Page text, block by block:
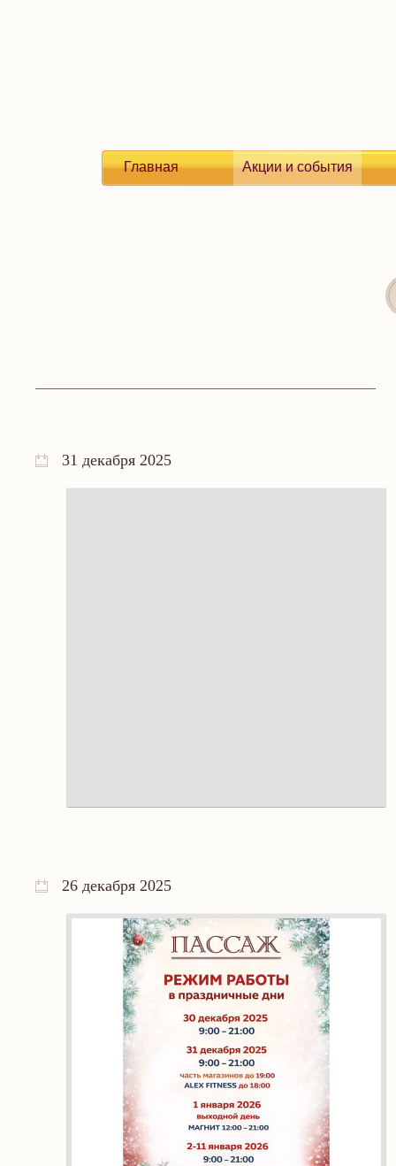
Главная Акции и события
31 декабря 2025
26 декабря 2025